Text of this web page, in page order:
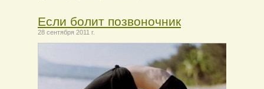
Если болит позвоночник
28 сентября 2011 г.